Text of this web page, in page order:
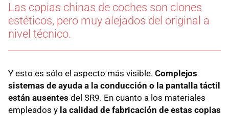
Las copias chinas de coches son clones
estéticos, pero muy alejados del original a
nivel técnico.
Y esto es sólo el aspecto más visible. Complejos
sistemas de ayuda a la conducción o la pantalla táctil
están ausentes del SR9. En cuanto a los materiales
empleados y la calidad de fabricación de estas copias